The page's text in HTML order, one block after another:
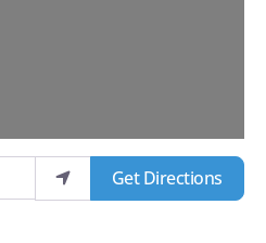
Get Directions